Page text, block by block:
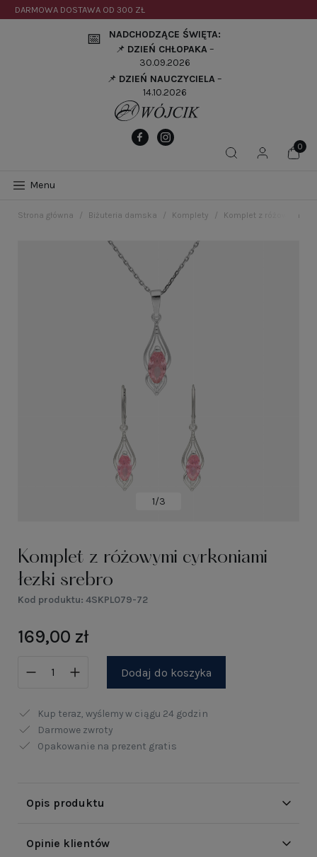
DARMOWA DOSTAWA OD 300 ZŁ
📅
NADCHODZĄCE ŚWIĘTA:
📌 DZIEŃ CHŁOPAKA–
30.09.2026
📌 DZIEŃ NAUCZYCIELA–
14.10.2026
Menu
Strona główna Biżuteria damska Komplety Komplet z różowymi
1/3
Komplet z różowymi cyrkoniami
łezki srebro
Kod produktu: 4SKPL079-72
169,00 zł
Dodaj do koszyka
Kup teraz, wyślemy w ciągu 24 godzin
Darmowe zwroty
Opakowanie na prezent gratis
Opis produktu
Opinie klientów